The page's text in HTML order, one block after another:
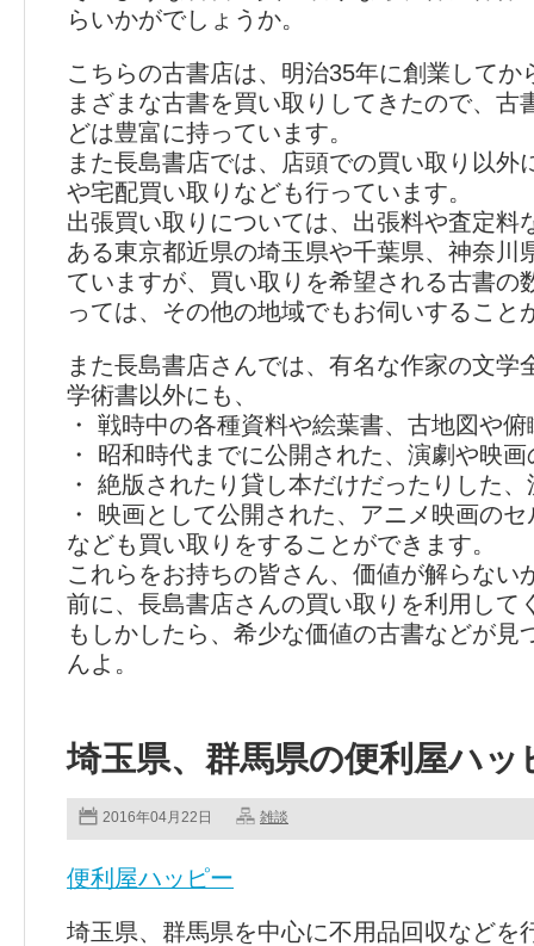
らいかがでしょうか。
こちらの古書店は、明治35年に創業してか
まざまな古書を買い取りしてきたので、古
どは豊富に持っています。
また長島書店では、店頭での買い取り以外
や宅配買い取りなども行っています。
出張買い取りについては、出張料や査定料
ある東京都近県の埼玉県や千葉県、神奈川
ていますが、買い取りを希望される古書の
っては、その他の地域でもお伺いすること
また長島書店さんでは、有名な作家の文学
学術書以外にも、
・ 戦時中の各種資料や絵葉書、古地図や俯
・ 昭和時代までに公開された、演劇や映
・ 絶版されたり貸し本だけだったりした
・ 映画として公開された、アニメ映画のセ
なども買い取りをすることができます。
これらをお持ちの皆さん、価値が解らない
前に、長島書店さんの買い取りを利用して
もしかしたら、希少な価値の古書などが見
んよ。
埼玉県、群馬県の便利屋ハッ
2016年04月22日 雑談
便利屋ハッピー
埼玉県、群馬県を中心に不用品回収などを